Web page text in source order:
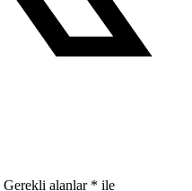
Gerekli alanlar * ile